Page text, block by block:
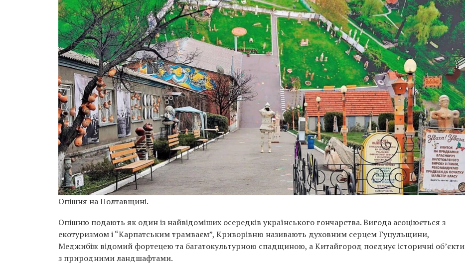
Опішня на Полтавщині.
Опішню подають як один із найвідоміших осередків українського гончарства. Вигода асоціюється з
екотуризмом і “Карпатським трамваєм”, Криворівню називають духовним серцем Гуцульщини,
Меджибіж відомий фортецею та багатокультурною спадщиною, а Китайгород поєднує історичні об’єкти
з природними ландшафтами.